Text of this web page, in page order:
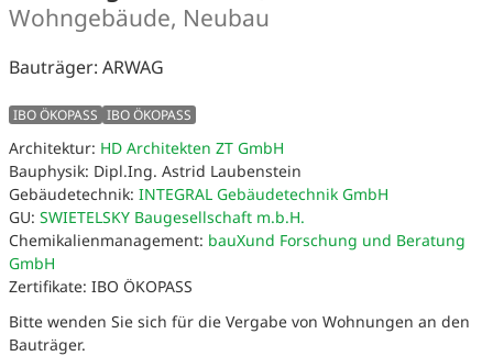
Wohngebäude, Neubau
Bauträger: ARWAG
IBO ÖKOPASS IBO ÖKOPASS
Architektur: HD Architekten ZT GmbH
Bauphysik: Dipl.Ing. Astrid Laubenstein
Gebäudetechnik: INTEGRAL Gebäudetechnik GmbH
GU: SWIETELSKY Baugesellschaft m.b.H.
Chemikalienmanagement: bauXund Forschung und Beratung
GmbH
Zertifikate: IBO ÖKOPASS
Bitte wenden Sie sich für die Vergabe von Wohnungen an den
Bauträger.